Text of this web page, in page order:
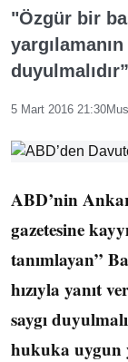
"Özgür bir
duyulmalıdır”
5 Mart 2016 21:30
ABD’nin
gazetesine
tanımlayan”
hızıyla yanıt
saygı
hukuka uygun